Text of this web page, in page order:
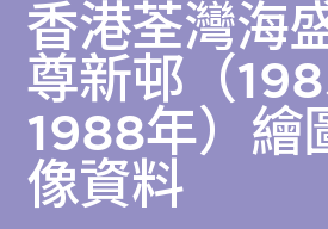
香港荃灣海
尊新邨（
1988年）繪
像資料